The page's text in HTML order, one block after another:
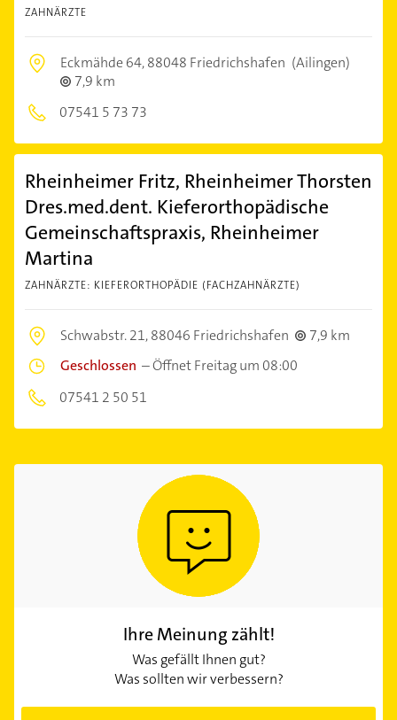
ZAHNÄRZTE
Eckmähde 64,88048 Friedrichshafen (Ailingen)
7,9 km
07541 5 73 73
Rheinheimer Fritz, Rheinheimer Thorsten
Dres.med.dent. Kieferorthopädische
Gemeinschaftspraxis, Rheinheimer
Martina
ZAHNÄRZTE: KIEFERORTHOPÄDIE (FACHZAHNÄRZTE)
Schwabstr. 21,88046 Friedrichshafen
7,9 km
Geschlossen –Öffnet Freitag um 08:00
07541 2 50 51
Ihre Meinung zählt!
Was gefällt Ihnen gut?
Was sollten wir verbessern?